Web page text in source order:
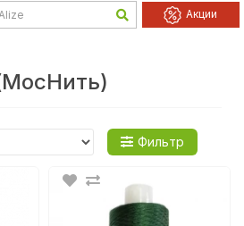
Акции
Применить
Фильтр